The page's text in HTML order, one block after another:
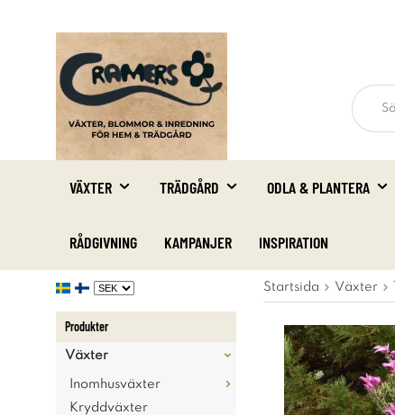
VÄXTER TRÄDGÅRD ODLA & PLANTERA
RÅDGIVNING KAMPANJER INSPIRATION
Produkter
Växter
Inomhusväxter
Kryddväxter
Startsida Växter